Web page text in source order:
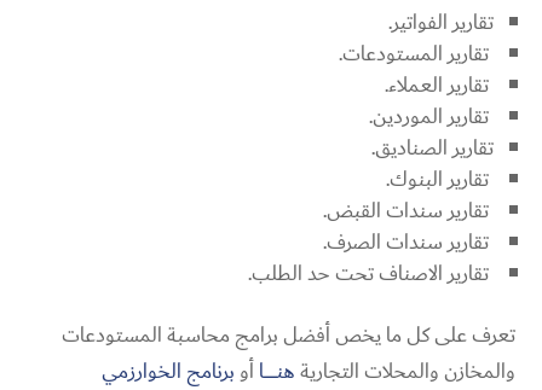
تقارير الفواتير.
تقارير المستودعات.
تقارير العملاء.
تقارير الموردين.
تقارير الصناديق.
تقارير البنوك.
تقارير سندات القبض.
تقارير سندات الصرف.
تقارير الاصناف تحت حد الطلب.
تعرف على كل ما يخص أفضل برامج محاسبة المستودعات
والمخازن والمحلات التجاريةهنــــــــــاأو برنامج الخوارزمي